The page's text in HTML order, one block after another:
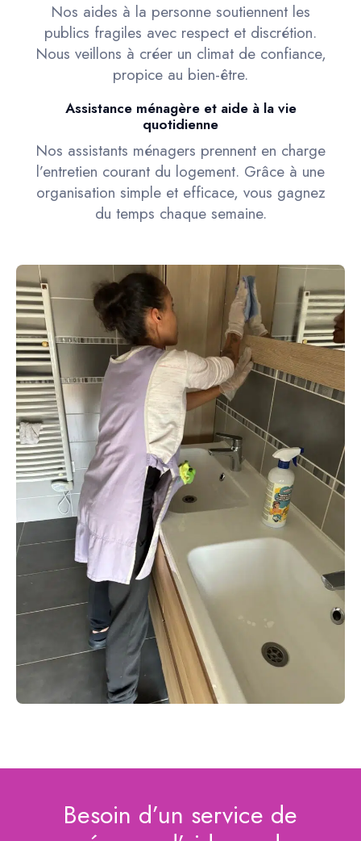
Nos aides à la personne soutiennent les
publics fragiles avec respect et discrétion.
Nous veillons à créer un climat de confiance,
propice au bien-être.
Assistance ménagère et aide à la vie
quotidienne
Nos assistants ménagers prennent en charge
l’entretien courant du logement. Grâce à une
organisation simple et efficace, vous gagnez
du temps chaque semaine.
Besoin d’un service de